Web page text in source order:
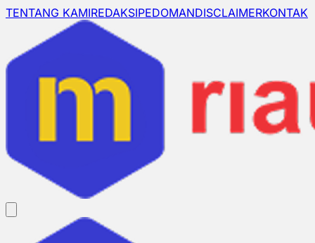
TENTANG KAMIREDAKSIPEDOMANDISCLAIMERKONTAK